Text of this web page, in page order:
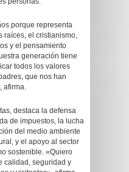
porque representa
raíces, el cristianismo,
y el pensamiento
generación tiene
todos los valores
que nos han
afirma.
destaca la defensa
de impuestos, la lucha
del medio ambiente
y el apoyo al sector
sostenible. «Quiero
calidad, seguridad y